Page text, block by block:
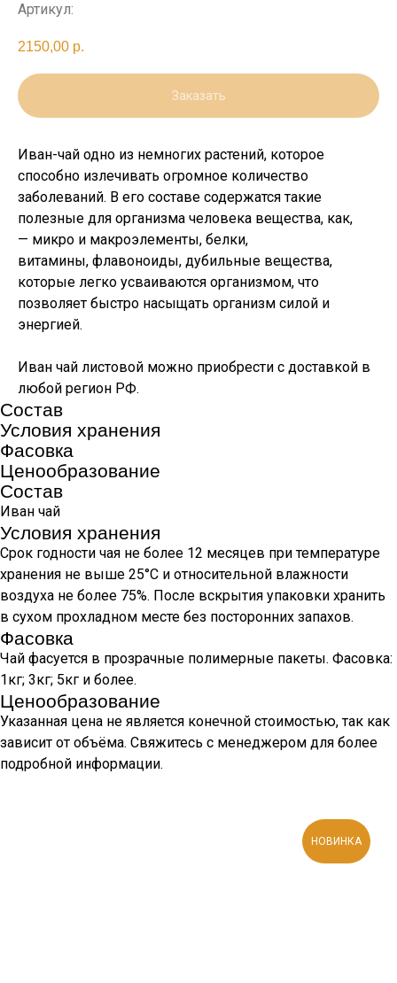
Артикул:
2150,00 р.
Заказать
Иван-чай одно из немногих растений, которое
способно излечивать огромное количество
заболеваний. В его составе содержатся такие
полезные для организма человека вещества, как,
— микро и макроэлементы, белки,
витамины, флавоноиды, дубильные вещества,
которые легко усваиваются организмом, что
позволяет быстро насыщать организм силой и
энергией.
Иван чай листовой можно приобрести с доставкой в
любой регион РФ.
Состав
Условия хранения
Фасовка
Ценообразование
Состав
Иван чай
Условия хранения
Срок годности чая не более 12 месяцев при температуре
хранения не выше 25°С и относительной влажности
воздуха не более 75%. После вскрытия упаковки хранить
в сухом прохладном месте без посторонних запахов.
Фасовка
Чай фасуется в прозрачные полимерные пакеты. Фасовка:
1кг; 3кг; 5кг и более.
Ценообразование
Указанная цена не является конечной стоимостью, так как
зависит от объёма. Свяжитесь с менеджером для более
подробной информации.
НОВИНКА